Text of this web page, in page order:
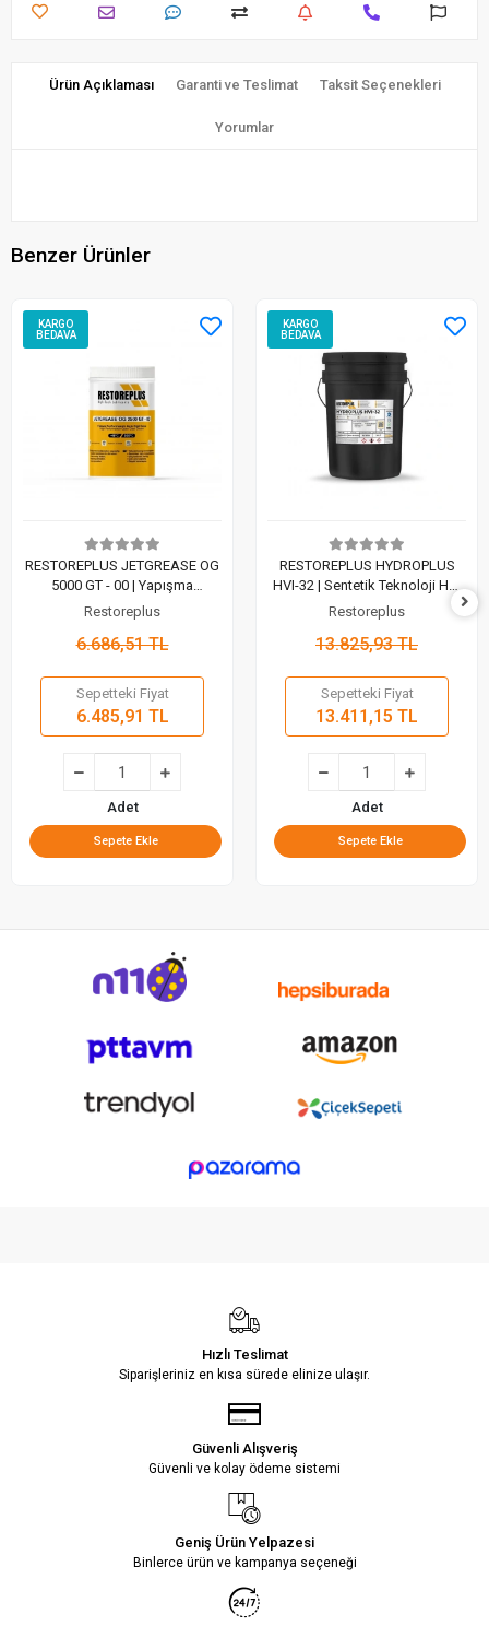
Ürün Açıklaması Garanti ve Teslimat Taksit Seçenekleri
Yorumlar
Benzer Ürünler
KARGO
BEDAVA
RESTOREPLUS JETGREASE OG
5000 GT - 00 | Yapışma
Özelliğine Sahip Ağır Hizmet
Gresi (1Kg)
Restoreplus
6.686,51 TL
Sepetteki Fiyat
6.485,91 TL
Adet
Sepete Ekle
KARGO
BEDAVA
RESTOREPLUS HYDROPLUS
HVI-32 | Sentetik Teknoloji HVI
Hidrolik Sıvısı (20 Lt)
Restoreplus
13.825,93 TL
Sepetteki Fiyat
13.411,15 TL
Adet
Sepete Ekle
Hızlı Teslimat
Siparişleriniz en kısa sürede elinize ulaşır.
Güvenli Alışveriş
Güvenli ve kolay ödeme sistemi
Geniş Ürün Yelpazesi
Binlerce ürün ve kampanya seçeneği